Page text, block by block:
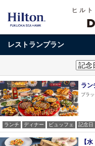
ヒル
レストランプラン
ラン
ブラ
ランチ ディナー ビュッフェ 記念日
【